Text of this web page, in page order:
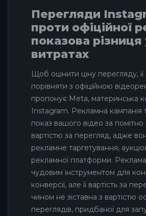
Перегляди
проти офіційної
показова різниця
витратах
Щоб оцінити ціну перегляду,
порівняти з офіційною
пропонує Meta, материнська
Instagram. Рекламна кампанія
показ вашого відео за
вартістю за перегляд, адже
рекламне таргетування,
рекламної платформи.
чудовим інструментом для
конверсії, але її вартість за
чином не зіставна з вартістю
переглядів, придбаної для